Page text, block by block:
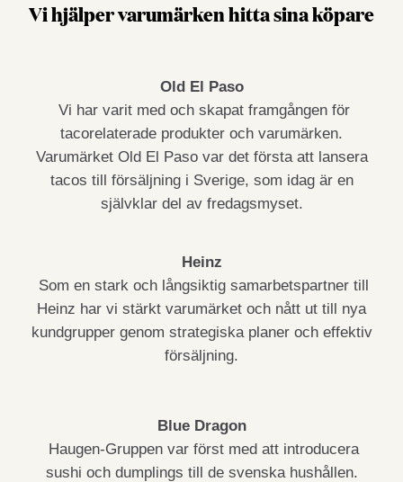
Vi hjälper varumärken hitta sina köpare
Old El Paso
Vi har varit med och skapat framgången för
tacorelaterade produkter och varumärken.
Varumärket Old El Paso var det första att lansera
tacos till försäljning i Sverige, som idag är en
självklar del av fredagsmyset.
Heinz
Som en stark och långsiktig samarbetspartner till
Heinz har vi stärkt varumärket och nått ut till nya
kundgrupper genom strategiska planer och effektiv
försäljning.
Blue Dragon
Haugen-Gruppen var först med att introducera
sushi och dumplings till de svenska hushållen.